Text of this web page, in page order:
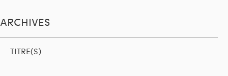
ARCHIVES
TITRE(S)